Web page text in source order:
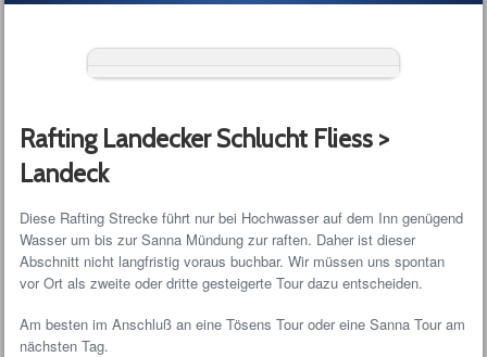
Rafting Landecker Schlucht Fliess >
Landeck
Diese Rafting Strecke führt nur bei Hochwasser auf dem Inn genügend
Wasser um bis zur Sanna Mündung zur raften. Daher ist dieser
Abschnitt nicht langfristig voraus buchbar. Wir müssen uns spontan
vor Ort als zweite oder dritte gesteigerte Tour dazu entscheiden.
Am besten im Anschluß an eine Tösens Tour oder eine Sanna Tour am
nächsten Tag.